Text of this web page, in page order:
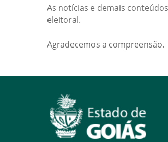
As notícias e demais
eleitoral.
Agradecemos a compreensão.